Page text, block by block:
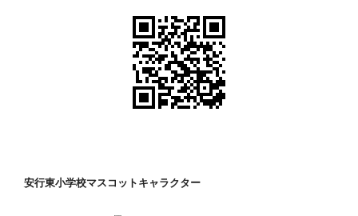
安行東小学校マスコットキャラクター